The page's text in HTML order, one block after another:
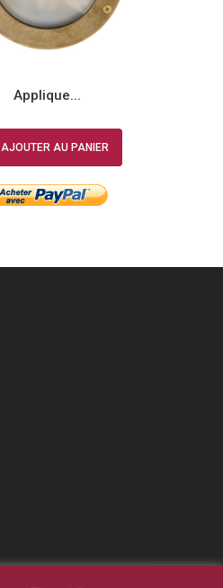
Applique...
AJOUTER AU PANIER